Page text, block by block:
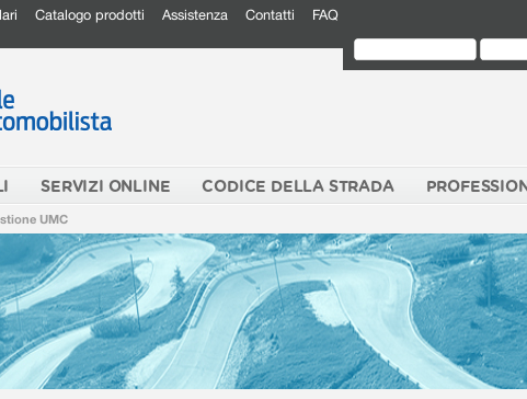
Catalogo prodotti Assistenza Contatti FAQ
SERVIZI ONLINE CODICE DELLA STRADA
UMC